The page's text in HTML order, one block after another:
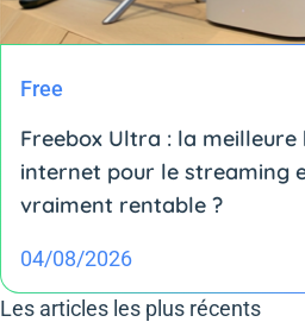
Free
Freebox Ultra : la meilleure
internet pour le streaming
vraiment rentable ?
04/08/2026
Les articles les plus récents